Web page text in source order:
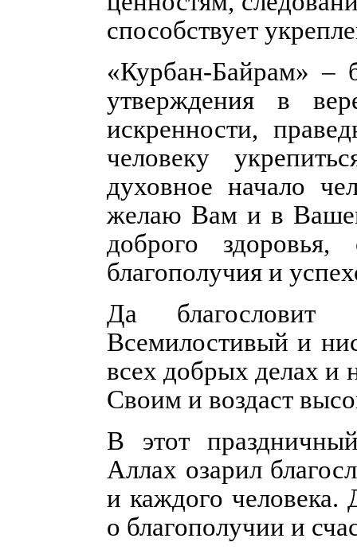
способствует
«Курбан-Байрам» –
утверждения в
искренности,
человеку
духовное начало
желаю Вам и в
доброго
благополучия и
Да
Всемилостивый и
всех добрых делах и
Своим и воздаст
В этот
Аллах озарил
и каждого человека.
о благополучии и